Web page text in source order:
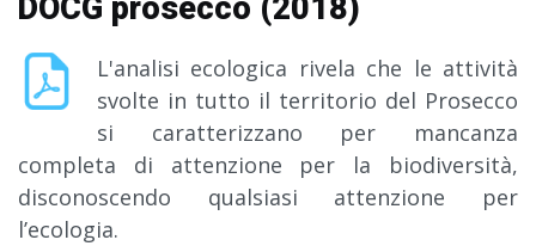
DOCG prosecco (2018)
L'analisi ecologica rivela che le attività
svolte in tutto il territorio del Prosecco
si caratterizzano per mancanza
completa di attenzione per la biodiversità,
disconoscendo qualsiasi attenzione per
l’ecologia.